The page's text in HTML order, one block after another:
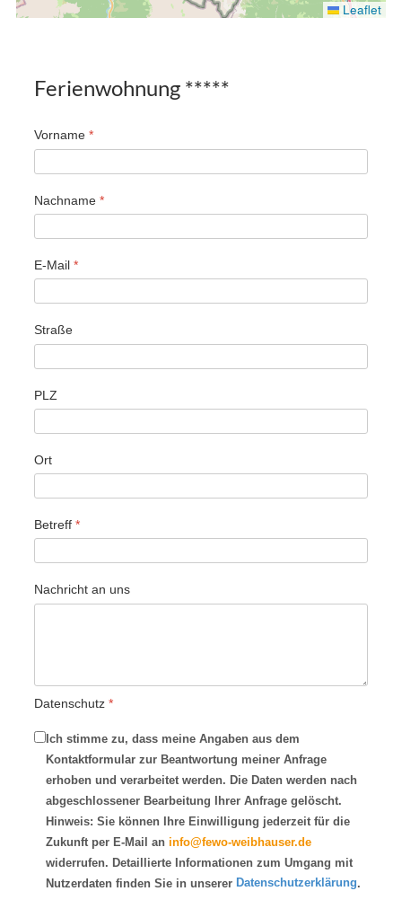
Leaflet
Ferienwohnung *****
Vorname *
Nachname *
E-Mail *
Straße
PLZ
Ort
Betreff *
Nachricht an uns
Datenschutz *
Ich stimme zu, dass meine Angaben aus dem
Kontaktformular zur Beantwortung meiner Anfrage
erhoben und verarbeitet werden. Die Daten werden nach
abgeschlossener Bearbeitung Ihrer Anfrage gelöscht.
Hinweis: Sie können Ihre Einwilligung jederzeit für die
Zukunft per E-Mail an info@fewo-weibhauser.de
widerrufen. Detaillierte Informationen zum Umgang mit
Nutzerdaten finden Sie in unserer Datenschutzerklärung.